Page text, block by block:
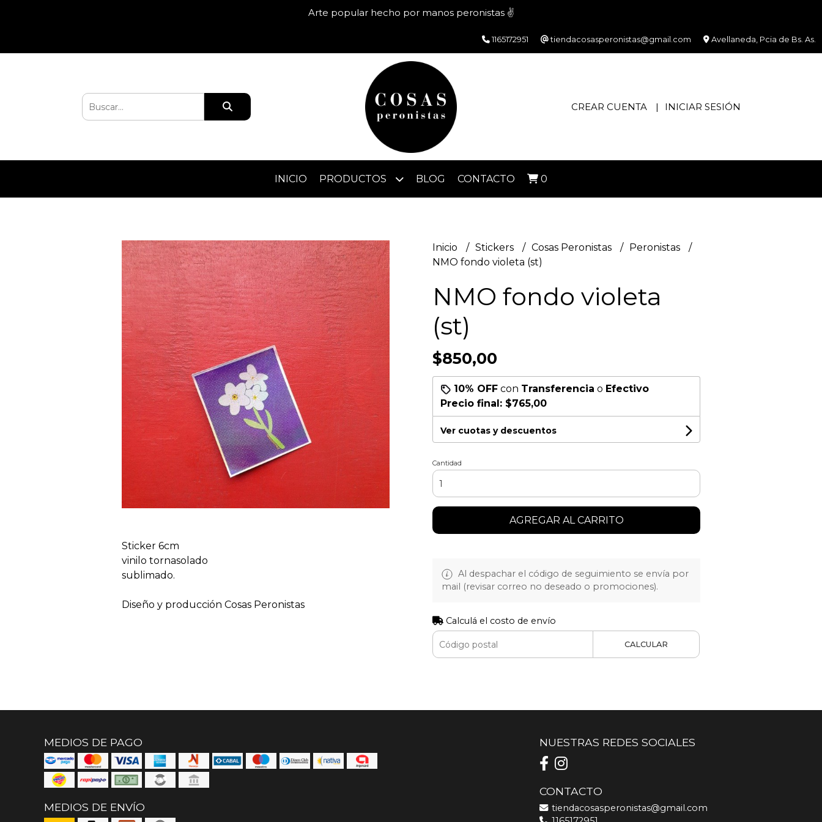
Arte popular hecho por manos peronistas ✌️
1165172951 tiendacosasperonistas@gmail.com Avellaneda, Pcia de Bs. As.
CREAR CUENTA INICIAR SESIÓN
INICIO PRODUCTOS BLOG CONTACTO 0
Sticker 6cm
vinilo tornasolado
sublimado.
Diseño y producción Cosas Peronistas
Inicio Stickers Cosas Peronistas
Peronistas
NMO fondo violeta (st)
NMO fondo violeta
(st)
$850,00
10% OFF con Transferencia o Efectivo
Precio final: $765,00
Ver cuotas y descuentos
Cantidad
AGREGAR AL CARRITO
Al despachar el código de seguimiento se envía por
mail (revisar correo no deseado o promociones).
Calculá el costo de envío
CALCULAR
MEDIOS DE PAGO
MEDIOS DE ENVÍO
NUESTRAS REDES SOCIALES
CONTACTO
tiendacosasperonistas@gmail.com